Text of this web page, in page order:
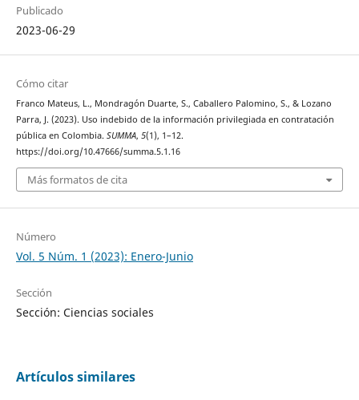
Publicado
2023-06-29
Cómo citar
Franco Mateus, L., Mondragón Duarte, S., Caballero Palomino, S., & Lozano
Parra, J. (2023). Uso indebido de la información privilegiada en contratación
pública en Colombia. SUMMA, 5(1), 1–12.
https://doi.org/10.47666/summa.5.1.16
Más formatos de cita
Número
Vol. 5 Núm. 1 (2023): Enero-Junio
Sección
Sección: Ciencias sociales
Artículos similares